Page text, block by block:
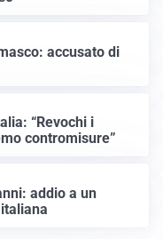
accusato di
“Revochi i
contromisure”
addio a un